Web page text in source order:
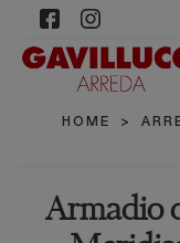
HOME >
Armadio